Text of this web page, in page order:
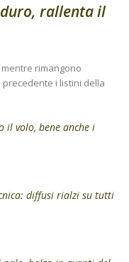
rallenta il
rimangono
i listini della
il volo, bene anche i
diffusi rialzi su tutti